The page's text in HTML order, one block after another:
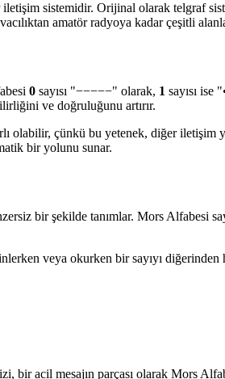
sistemidir. Orijinal olarak telgraf
amatör radyoya kadar çeşitli
0 sayısı "−−−−−" olarak, 1 sayısı
ve doğruluğunu artırır.
olabilir, çünkü bu yetenek, diğer
bir yolunu sunar.
bir şekilde tanımlar. Mors Alfabesi
veya okurken bir sayıyı diğerinden
bir acil mesajın parçası olarak Mors